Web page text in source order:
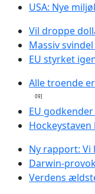
USA: Nye
Vil droppe
Massiv
EU styrket
Alle troende
09]
EU
Hockeystaven
Ny rapport:
Darwin-
Verdens